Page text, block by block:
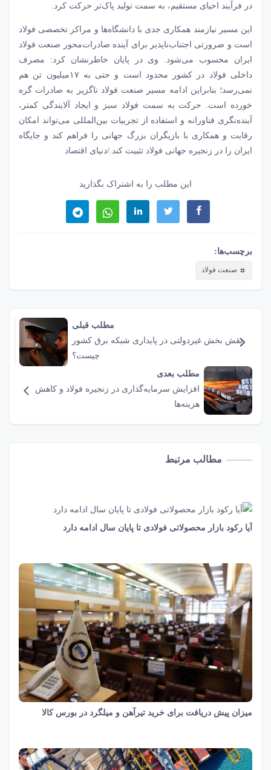
در فرآیند احیای مستقیم، به سمت تولید پاک‌تر حرکت کرد.
این مسیر نیازمند همکاری جدی با دانشگاه‌ها و مراکز تخصصی فولاد
است و ضرورتی اجتناب‌ناپذیر برای آینده صادرات‌محور صنعت فولاد
ایران محسوب می‌شود. وی در پایان خاطرنشان کرد: مصرف
داخلی فولاد در کشور محدود است و حتی به ۱۷‌میلیون تن هم
نمی‌رسد؛ بنابراین ادامه مسیر صنعت فولاد ناگزیر به صادرات گره
خورده است. حرکت به سمت فولاد سبز و ایجاد آلایندگی کمتر،
آینده‌نگری فناورانه و استفاده از تجربیات بین‌المللی می‌تواند امکان
رقابت و همکاری با بازیگران بزرگ جهانی را فراهم کند و جایگاه
ایران را در زنجیره جهانی فولاد تثبیت کند./دنیای اقتصاد
این مطلب را به اشتراک بگذارید
برچسب‌ها:
صنعت فولاد
مطلب قبلی
نقش‌ بخش غیردولتی در پایداری شبکه برق کشور
چیست؟
مطلب بعدی
افزایش سرمایه‌گذاری در زنجیره فولاد و کاهش
هزینه‌ها
مطالب مرتبط
22 ثانیه
739
آیا رکود بازار محصولاتی فولادی تا پایان سال ادامه دارد
6 ثانیه
1674
میزان پیش دریافت برای خرید تیرآهن و میلگرد در بورس کالا